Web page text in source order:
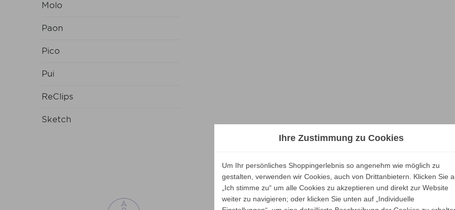
Molo
Paon
Pico
Pui
ReClips
Sketch
Unsere Marken
Ihre Zustimmung zu Cookies
Um Ihr persönliches Shoppingerlebnis so angenehm wie möglich zu
gestalten, verwenden wir Cookies, auch von Drittanbietern. Klicken Sie
„Ich stimme zu“ um alle Cookies zu akzeptieren und direkt zur Website
weiter zu navigieren; oder klicken Sie unten auf „Individuelle